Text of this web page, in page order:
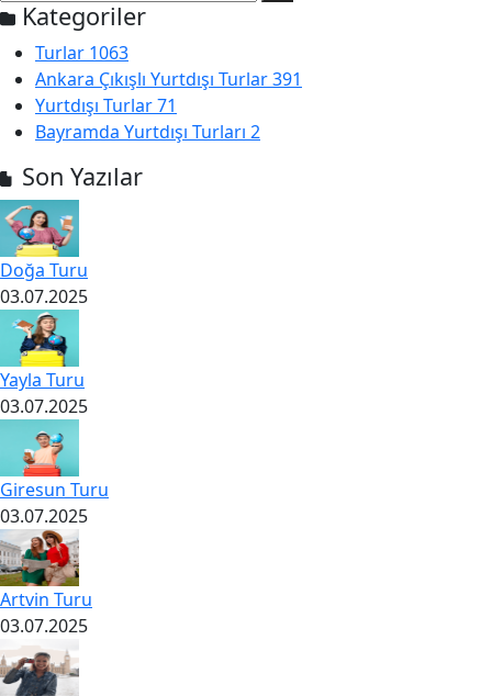
Kategoriler
Turlar 1063
Ankara Çıkışlı Yurtdışı Turlar391
Yurtdışı Turlar71
Bayramda Yurtdışı Turları 2
Son Yazılar
Doğa Turu
03.07.2025
Yayla Turu
03.07.2025
Giresun Turu
03.07.2025
Artvin Turu
03.07.2025